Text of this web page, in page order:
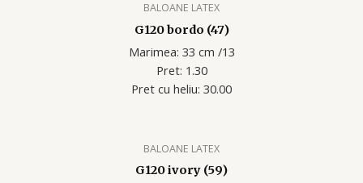
BALOANE LATEX
G120 bordo (47)
Marimea: 33 cm /13
Pret: 1.30
Pret cu heliu: 30.00
BALOANE LATEX
G120 ivory (59)